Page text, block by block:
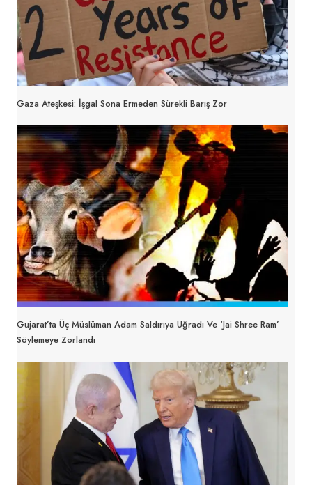
Gaza Ateşkesi: İşgal Sona Ermeden Sürekli Barış Zor
Gujarat’ta Üç Müslüman Adam Saldırıya Uğradı Ve ‘Jai Shree Ram’
Söylemeye Zorlandı